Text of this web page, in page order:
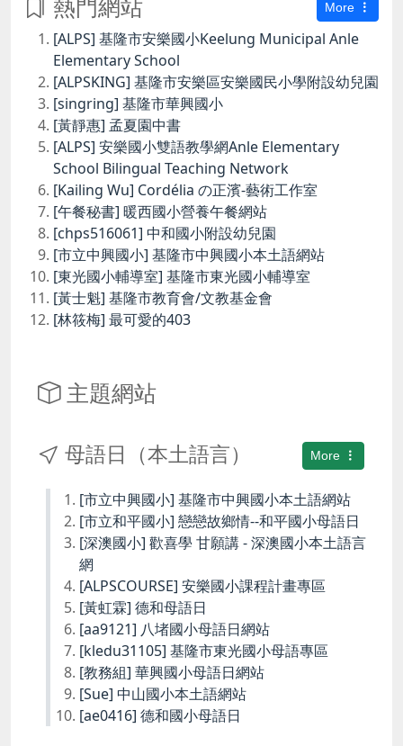
熱門網站 More
[ALPS] 基隆市安樂國小Keelung Municipal Anle
Elementary School
[ALPSKING] 基隆市安樂區安樂國民小學附設幼兒園
[singring] 基隆市華興國小
[黃靜惠] 孟夏園中書
[ALPS] 安樂國小雙語教學網Anle Elementary
School Bilingual Teaching Network
[Kailing Wu] Cordélia の正濱-藝術工作室
[午餐秘書] 暖西國小營養午餐網站
[chps516061] 中和國小附設幼兒園
[市立中興國小] 基隆市中興國小本土語網站
[東光國小輔導室] 基隆市東光國小輔導室
[黃士魁] 基隆市教育會/文教基金會
[林筱梅] 最可愛的403
主題網站
More
母語日（本土語言）
[市立中興國小] 基隆市中興國小本土語網站
[市立和平國小] 戀戀故鄉情--和平國小母語日
[深澳國小] 歡喜學 甘願講 - 深澳國小本土語言
網
[ALPSCOURSE] 安樂國小課程計畫專區
[黃虹霖] 德和母語日
[aa9121] 八堵國小母語日網站
[kledu31105] 基隆市東光國小母語專區
[教務組] 華興國小母語日網站
[Sue] 中山國小本土語網站
[ae0416] 德和國小母語日